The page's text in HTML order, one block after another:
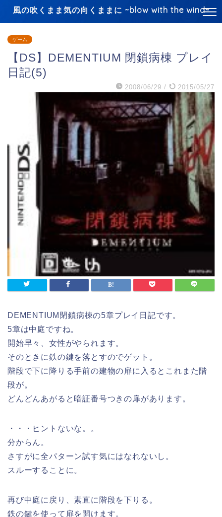
風の吹くまま気の向くままに ~blow with the wind~
ゲーム
【DS】DEMENTIUM 閉鎖病棟 プレイ
日記(5)
2008/06/29 / 2015/05/27
DEMENTIUM閉鎖病棟の5章プレイ日記です。
5章は中庭ですね。
開始早々、女性がやられます。
そのときに鉄の鍵を落とすのでゲット。
階段で下に降りる手前の建物の扉に入るとこれまた階
段が。
どんどんあがると暗証番号つきの扉があります。
・・・ヒントないな。。
分からん。
さすがに全パターン試す気にはなれないし。
スルーすることに。
再び中庭に戻り、素直に階段を下りる。
鉄の鍵を使って扉を開けます。